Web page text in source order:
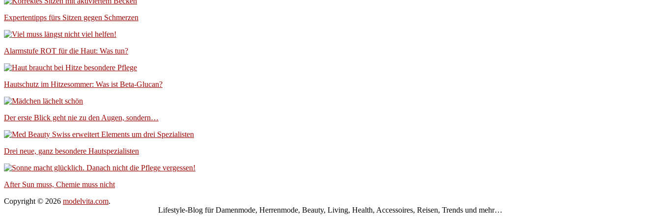
Expertentipps fürs Sitzen gegen Schmerzen
Alarmstufe ROT für die Haut: Was tun?
Hautschutz im Hitzesommer: Was ist Beta-Glucan?
Der erste Blick geht nie zu den Augen, sondern…
Drei neue, ganz besondere Hautspezialisten
After Sun muss, Chemie muss nicht
Copyright © 2026 modelvita.com.
Lifestyle-Blog für Damenmode, Herrenmode, Beauty, Living, Health, Accessoires, Reisen, Trends und mehr…